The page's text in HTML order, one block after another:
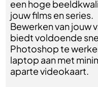
een hoge
jouw films en series.
Bewerken van
biedt voldoende
Photoshop te
laptop aan met
aparte videokaart.